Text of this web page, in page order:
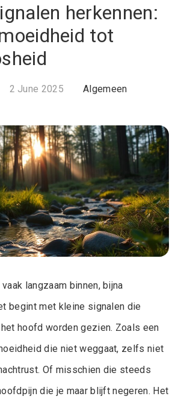
herkennen:
tot
2 June 2025 Algemeen
langzaam binnen, bijna
begint met kleine signalen die
hoofd worden gezien. Zoals een
die niet weggaat, zelfs niet
Of misschien die steeds
die je maar blijft negeren. Het